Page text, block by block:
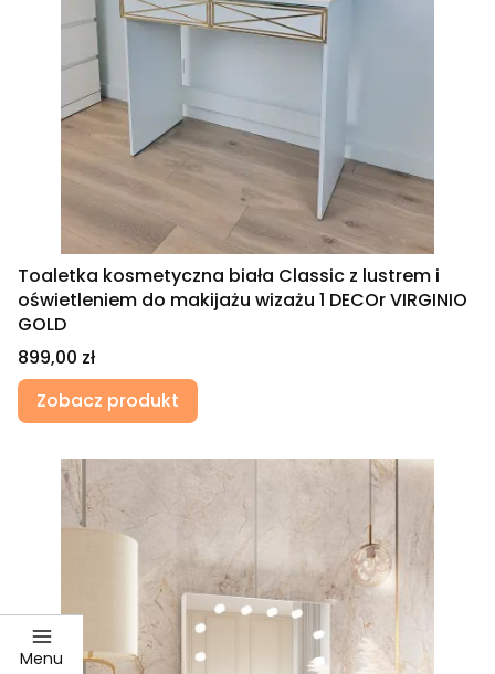
Toaletka kosmetyczna biała Classic z lustrem i
oświetleniem do makijażu wizażu 1 DECOr VIRGINIO
GOLD
Cena
899,00 zł
Zobacz produkt
Menu